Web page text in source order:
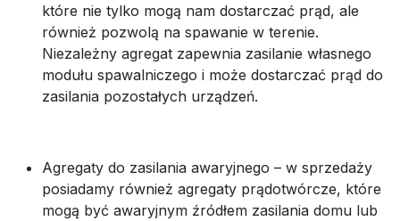
które nie tylko mogą nam dostarczać prąd, ale
również pozwolą na spawanie w terenie.
Niezależny agregat zapewnia zasilanie własnego
modułu spawalniczego i może dostarczać prąd do
zasilania pozostałych urządzeń.
Agregaty do zasilania awaryjnego – w sprzedaży
posiadamy również agregaty prądotwórcze, które
mogą być awaryjnym źródłem zasilania domu lub